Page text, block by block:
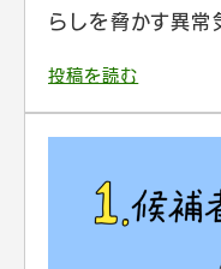
らしを脅かす異
投稿を読む